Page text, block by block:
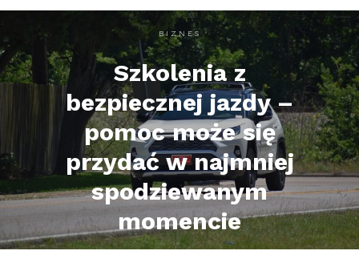
BIZNES
Szkolenia z
bezpiecznej jazdy –
pomoc może się
przydać w najmniej
spodziewanym
momencie